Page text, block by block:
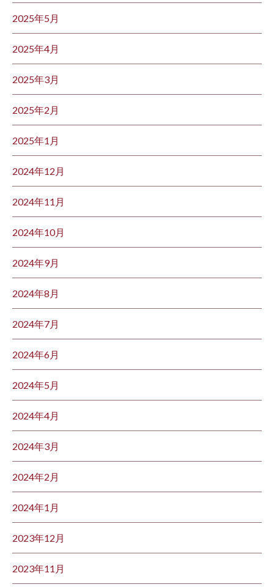
2025年5月
2025年4月
2025年3月
2025年2月
2025年1月
2024年12月
2024年11月
2024年10月
2024年9月
2024年8月
2024年7月
2024年6月
2024年5月
2024年4月
2024年3月
2024年2月
2024年1月
2023年12月
2023年11月